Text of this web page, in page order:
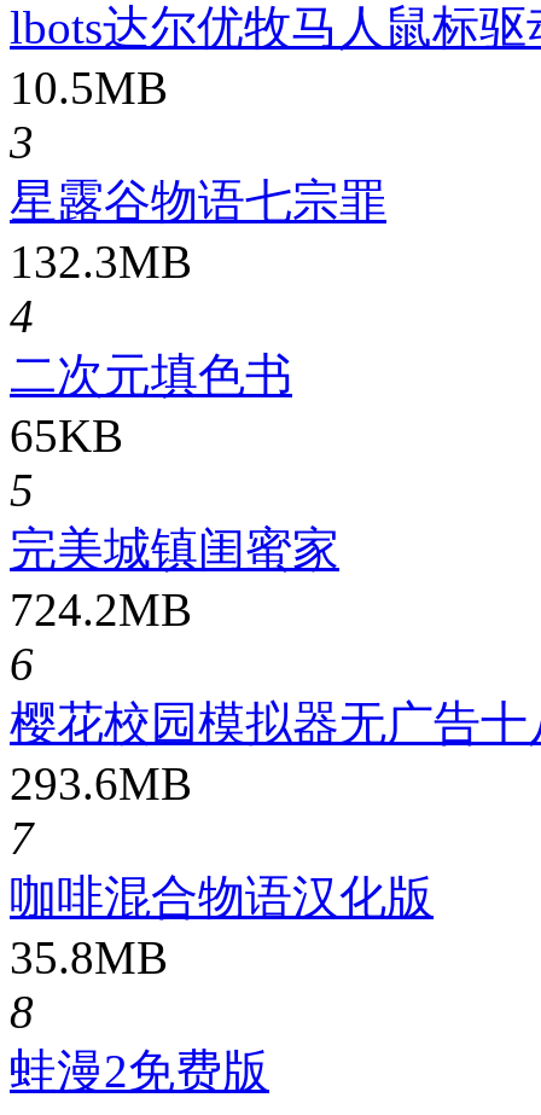
lbots达尔优牧马人鼠标驱
10.5MB
3
星露谷物语七宗罪
132.3MB
4
二次元填色书
65KB
5
完美城镇闺蜜家
724.2MB
6
樱花校园模拟器无广告
293.6MB
7
咖啡混合物语汉化版
35.8MB
8
蛙漫2免费版